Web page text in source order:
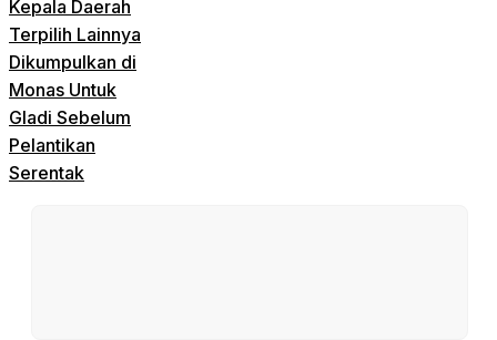
Kepala Daerah
Terpilih Lainnya
Dikumpulkan di
Monas Untuk
Gladi Sebelum
Pelantikan
Serentak